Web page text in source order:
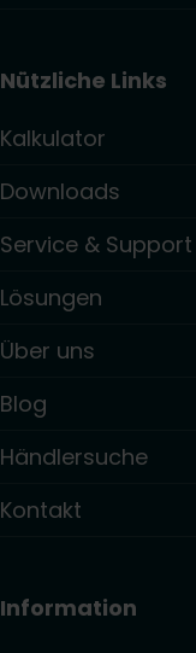
Nützliche Links
Kalkulator
Downloads
Service & Support
Lösungen
Über uns
Blog
Händlersuche
Kontakt
Information